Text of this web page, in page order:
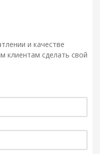
и качестве
клиентам сделать свой